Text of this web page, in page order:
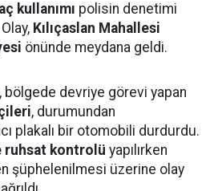
kullanımı polisin denetimi
Kılıçaslan Mahallesi
önünde meydana geldi.
bölgede devriye görevi yapan
, durumundan
plakalı bir otomobili durdurdu.
ruhsat kontrolü yapılırken
şüphelenilmesi üzerine olay